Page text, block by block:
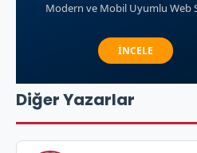
Diğer Yazarlar